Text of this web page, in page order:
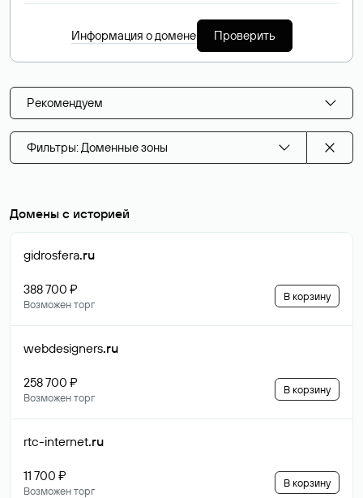
Информация о домене Проверить
Рекомендуем
Фильтры: Доменные зоны
Домены с историей
gidrosfera.ru
388 700 ₽
Возможен торг
В корзину
webdesigners.ru
258 700 ₽
Возможен торг
В корзину
rtc-internet.ru
11 700 ₽
Возможен торг
В корзину